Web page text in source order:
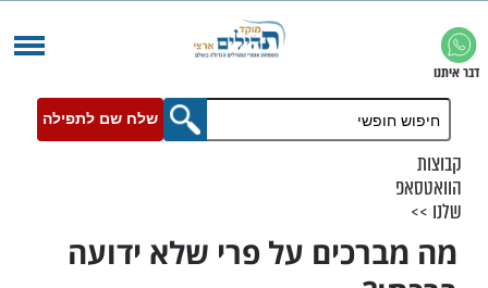
שלח שם לתפילה